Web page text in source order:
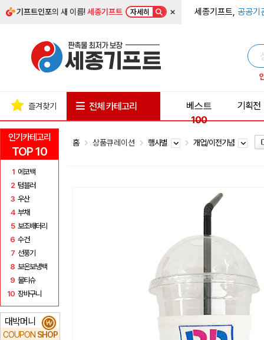
기프트인포의 새 이름!세종기프트 자세히 × 세종기프트, 공공기
인기카테고리
TOP 10
1 에코백
2 텀블러
3 우산
4 부채
5 보조배터리
6 수건
7 선풍기
8 보온보냉백
9 물티슈
10 장바구니
대박머니
COUPON SHOP
₩
즐겨찾기 전체 카테고리
베스트
100
기획전
홈 상품큐레이션 행사별 개업/이전기념